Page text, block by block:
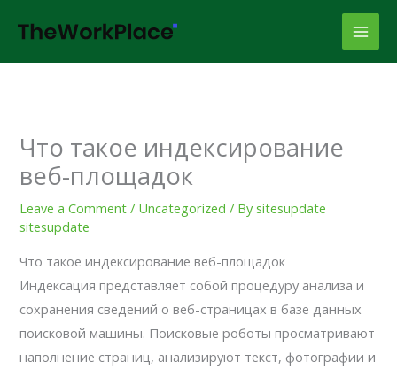
content
Что такое индексирование
веб-площадок
Leave a Comment / Uncategorized / Bysitesupdate
sitesupdate
Что такое индексирование веб-площадок
Индексация представляет собой процедуру анализа и
сохранения сведений о веб-страницах в базе данных
поисковой машины. Поисковые роботы просматривают
наполнение страниц, анализируют текст, фотографии и